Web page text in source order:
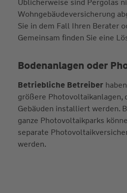
Üblicherweise sind Pergolas
Wohngebäudeversicherung
Sie in dem Fall Ihren Berater
Gemeinsam finden Sie eine
Bodenanlagen oder
Betriebliche Betreiber
größere Photovoltaikanlagen,
Gebäuden installiert werden.
ganze Photovoltaikparks
separate
werden.